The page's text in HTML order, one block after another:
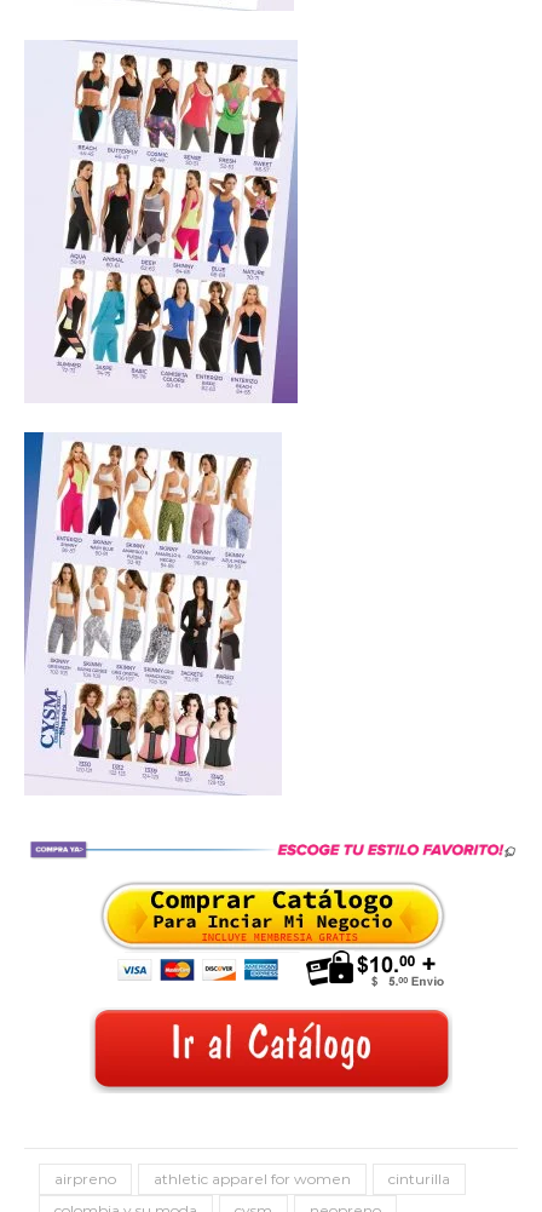
airpreno athletic apparel for women
cinturilla